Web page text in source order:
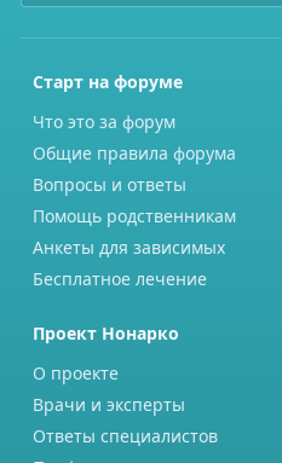
Старт на форуме
Что это за форум
Общие правила форума
Вопросы и ответы
Помощь родственникам
Анкеты для зависимых
Бесплатное лечение
Проект Нонарко
О проекте
Врачи и эксперты
Ответы специалистов